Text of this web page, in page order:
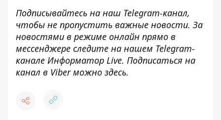
Подписывайтесь на наш Telegram-канал,
чтобы не пропустить важные новости. За
новостями в режиме онлайн прямо в
мессенджере следите на нашем Telegram-
канале Информатор Live. Подписаться на
канал в Viber можно здесь.